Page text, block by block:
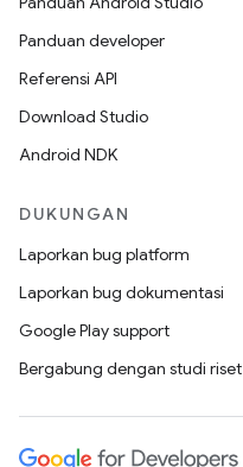
Panduan developer
Referensi API
Download Studio
Android NDK
DUKUNGAN
Laporkan bug platform
Laporkan bug dokumentasi
Google Play support
Bergabung dengan studi riset